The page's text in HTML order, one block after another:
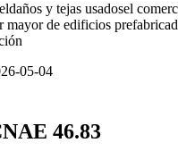
y tejas usadosel
mayor de edificios
05-04
46.83